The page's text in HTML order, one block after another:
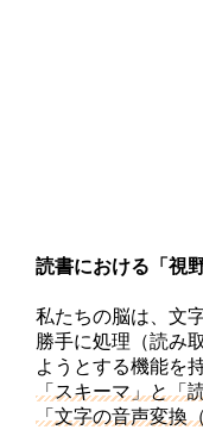
読書における「視
私たちの脳は、文
勝手に処理（読み
ようとする機能を
「スキーマ」と「
「文字の音声変換